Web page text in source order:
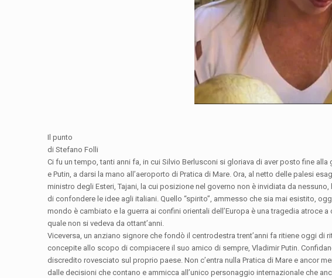
Il punto
di Stefano Folli
Ci fu un tempo, tanti anni fa, in cui Silvio Berlusconi si gloriava di aver posto fine
e Putin, a darsi la mano all’aeroporto di Pratica di Mare. Ora, al netto delle palesi
ministro degli Esteri, Tajani, la cui posizione nel governo non è invidiata da
di confondere le idee agli italiani. Quello “spirito”, ammesso che sia mai esistito,
mondo è cambiato e la guerra ai confini orientali dell’Europa è una tragedia atroce
quale non si vedeva da ottant’anni.
Viceversa, un anziano signore che fondò il centrodestra trent’anni fa ritiene oggi
concepite allo scopo di compiacere il suo amico di sempre, Vladimir Putin.
discredito rovesciato sul proprio paese. Non c’entra nulla Pratica di Mare e ancor
dalle decisioni che contano e ammicca all’unico personaggio internazionale che